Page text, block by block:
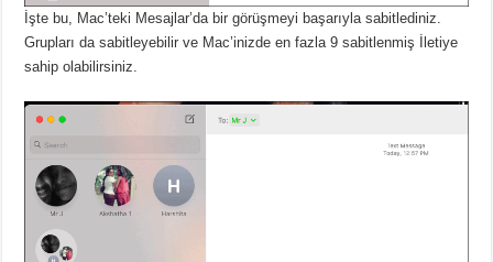
İşte bu, Mac’teki Mesajlar’da bir görüşmeyi başarıyla sabitlediniz.
Grupları da sabitleyebilir ve Mac’inizde en fazla 9 sabitlenmiş İletiye
sahip olabilirsiniz.